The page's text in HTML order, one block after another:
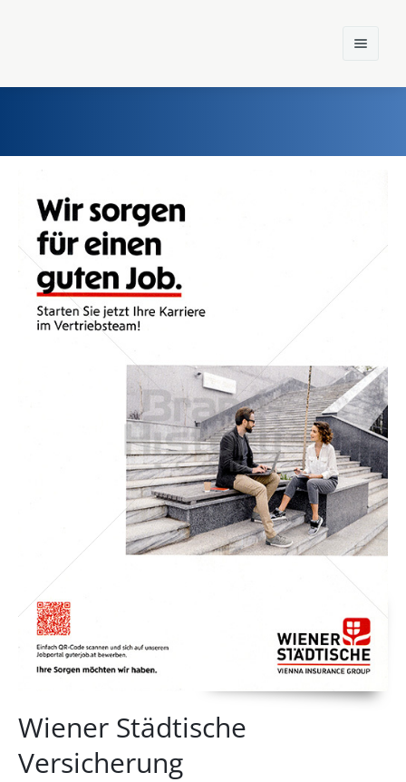
Einst und Heute
Marken
Konzerne
Epoche
Wiener Städtische
Versicherung